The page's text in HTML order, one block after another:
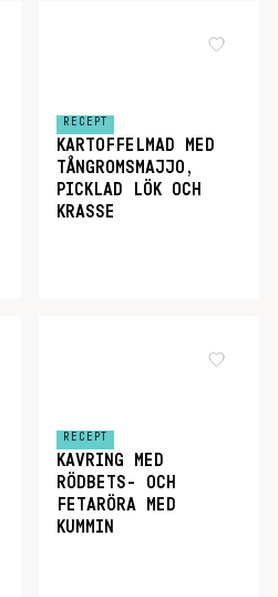
RECEPT
KARTOFFELMAD MED
TÅNGROMSMAJJO,
PICKLAD LÖK OCH
KRASSE
RECEPT
KAVRING MED
RÖDBETS- OCH
FETARÖRA MED
KUMMIN